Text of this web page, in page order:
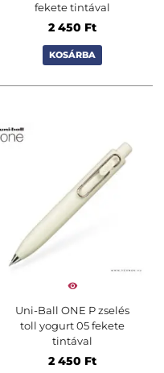
fekete tintával
2 450 Ft
KOSÁRBA
Uni-Ball ONE P zselés
toll yogurt 05 fekete
tintával
2 450 Ft